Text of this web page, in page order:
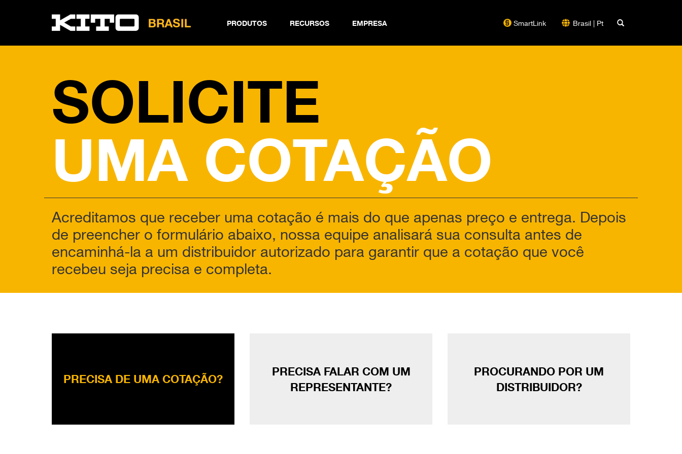
PRODUTOS RECURSOS EMPRESA SmartLink Brasil | Pt
SOLICITE
UMA COTAÇÃO
Acreditamos que receber uma cotação é mais do que apenas preço e entrega. Depois
de preencher o formulário abaixo, nossa equipe analisará sua consulta antes de
encaminhá-la a um distribuidor autorizado para garantir que a cotação que você
recebeu seja precisa e completa.
PRECISA DE UMA COTAÇÃO?
PRECISA FALAR COM UM
REPRESENTANTE?
PROCURANDO POR UM
DISTRIBUIDOR?